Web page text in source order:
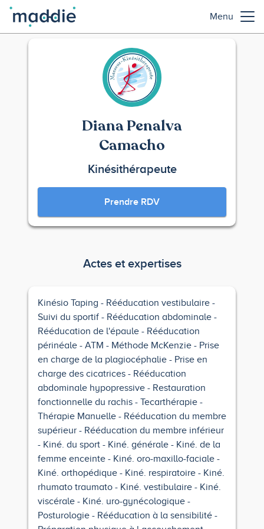
Menu
Diana Penalva
Camacho
Kinésithérapeute
Prendre RDV
Actes et expertises
Kinésio Taping
Rééducation vestibulaire
Suivi du sportif
Rééducation abdominale
Rééducation de l'épaule
Rééducation
périnéale
ATM Méthode McKenzie
Prise
en charge de la plagiocéphalie
Prise en
charge des cicatrices
Rééducation
abdominale hypopressive
Restauration
fonctionnelle du rachis
Tecarthérapie
Thérapie Manuelle
Rééducation du membre
supérieur
Rééducation du membre inférieur
Kiné. du sport
Kiné. générale
Kiné. de la
femme enceinte
Kiné. oro-maxillo-faciale
Kiné. orthopédique
Kiné. respiratoire
Kiné.
rhumato traumato
Kiné. vestibulaire
Kiné.
viscérale
Kiné. uro-gynécologique
Posturologie
Rééducation à la sensibilité